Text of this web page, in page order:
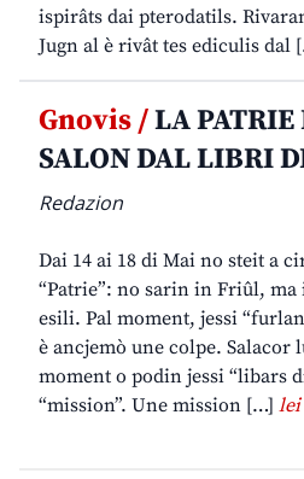
ispirâts dai pterodatils.
Jugn al è rivât tes ediculis dal
Gnovis /LA
SALON DAL LIBRI
Redazion
Dai 14 ai 18 di Mai no steit a
“Patrie”: no sarin in Friûl,
esili. Pal moment, jessi
è ancjemò une colpe. Salacor
moment o podin jessi “libars
“mission”. Une mission […] lei